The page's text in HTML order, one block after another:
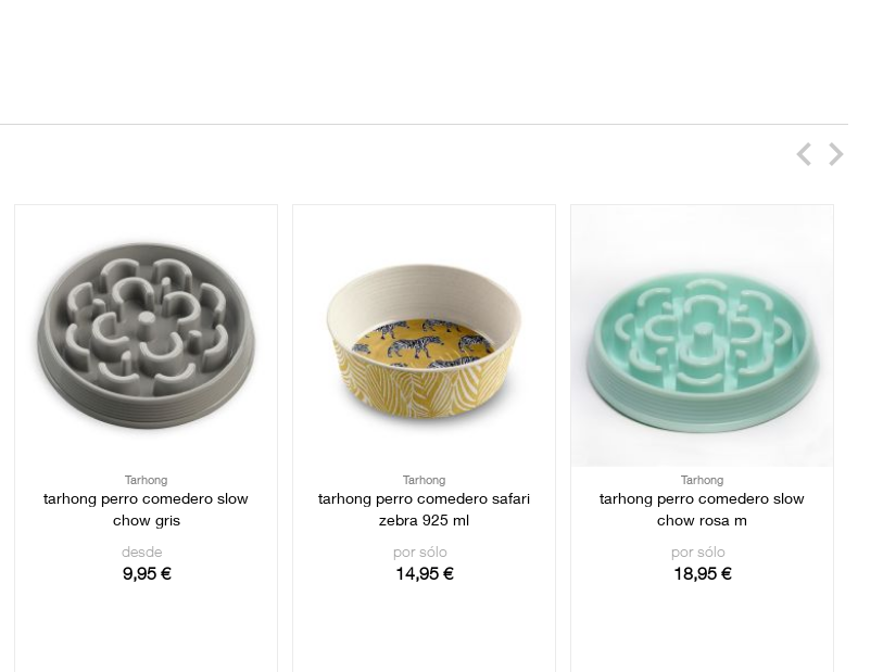
Tarhong
tarhong perro comedero slow
chow gris
desde
9,95 €
Tarhong
tarhong perro comedero safari
zebra 925 ml
por sólo
14,95 €
Tarhong
tarhong perro comedero slow
chow rosa m
por sólo
18,95 €